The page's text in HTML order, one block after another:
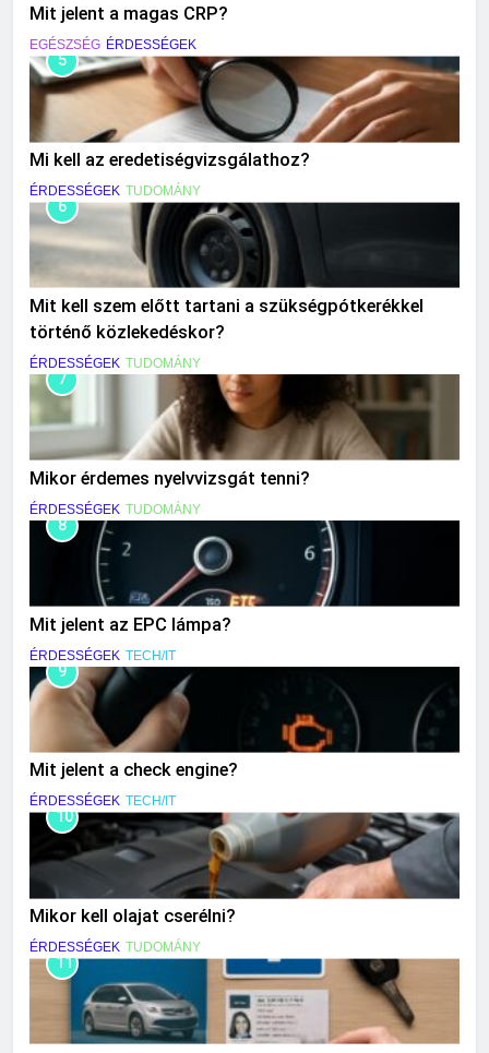
Mit jelent a magas CRP?
EGÉSZSÉG ÉRDESSÉGEK
5
Mi kell az eredetiségvizsgálathoz?
ÉRDESSÉGEK TUDOMÁNY
6
Mit kell szem előtt tartani a szükségpótkerékkel
történő közlekedéskor?
ÉRDESSÉGEK TUDOMÁNY
7
Mikor érdemes nyelvvizsgát tenni?
ÉRDESSÉGEK TUDOMÁNY
8
Mit jelent az EPC lámpa?
ÉRDESSÉGEK TECH/IT
9
Mit jelent a check engine?
ÉRDESSÉGEK TECH/IT
10
Mikor kell olajat cserélni?
ÉRDESSÉGEK TUDOMÁNY
11